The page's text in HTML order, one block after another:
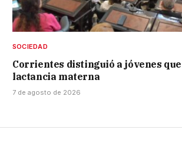
SOCIEDAD
Corrientes distinguió a jóvenes
lactancia materna
7 de agosto de 2026